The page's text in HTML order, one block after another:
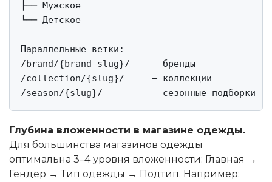
├── Мужское
└── Детское
Параллельные ветки:
/brand/{brand-slug}/    — бренды
/collection/{slug}/     — коллекции
Глубина вложенности в магазине одежды.
Для большинства магазинов одежды
оптимальна 3–4 уровня вложенности: Главная →
Гендер → Тип одежды → Подтип. Например: